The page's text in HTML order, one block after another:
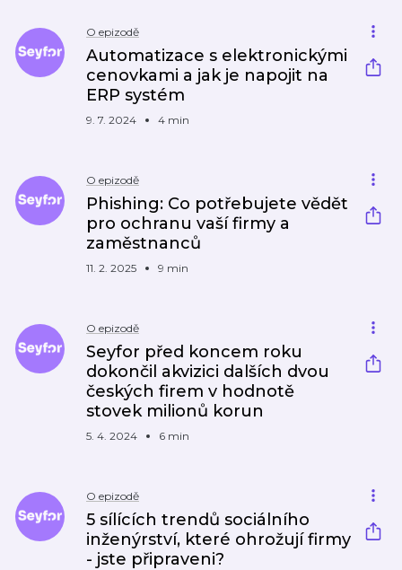
O epizodě
Automatizace s elektronickými
cenovkami a jak je napojit na
ERP systém
9. 7. 2024 4 min
O epizodě
Phishing: Co potřebujete vědět
pro ochranu vaší firmy a
zaměstnanců
11. 2. 2025 9 min
O epizodě
Seyfor před koncem roku
dokončil akvizici dalších dvou
českých firem v hodnotě
stovek milionů korun
5. 4. 2024 6 min
O epizodě
5 sílících trendů sociálního
inženýrství, které ohrožují firmy
- jste připraveni?